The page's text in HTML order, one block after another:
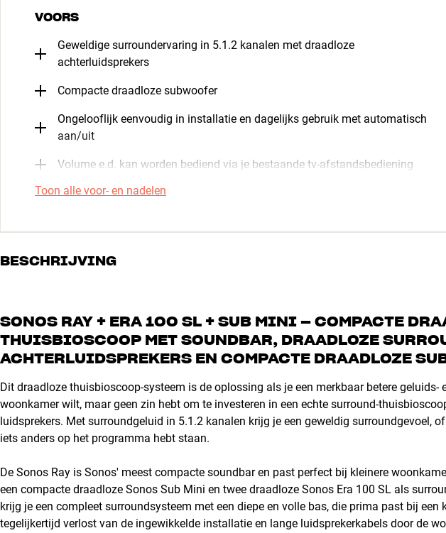
VOORS
Geweldige surroundervaring in 5.1.2 kanalen met draadloze
achterluidsprekers
Compacte draadloze subwoofer
Ongelooflijk eenvoudig in installatie en dagelijks gebruik met automatisch
aan/uit
Volume e.d. kan worden bediend via je bestaande tv-afstandsbediening
Toon alle voor- en nadelen
BESCHRIJVING
SONOS RAY + ERA 100 SL + SUB MINI – COMPACTE
THUISBIOSCOOP MET SOUNDBAR, DRAADLOZE
ACHTERLUIDSPREKERS EN COMPACTE DRAADLOZE
Dit draadloze thuisbioscoop-systeem is de oplossing als je een merkbaar betere geluids-
woonkamer wilt, maar geen zin hebt om te investeren in een echte surround-
luidsprekers. Met surroundgeluid in 5.1.2 kanalen krijg je een geweldig surroundgevoel,
iets anders op het programma hebt staan.
De Sonos Ray is Sonos' meest compacte soundbar en past perfect bij kleinere
een compacte draadloze Sonos Sub Mini en twee draadloze Sonos Era 100 SL als
krijg je een compleet surroundsysteem met een diepe en volle bas, die prima past bij een
tegelijkertijd verlost van de ingewikkelde installatie en lange luidsprekerkabels door de